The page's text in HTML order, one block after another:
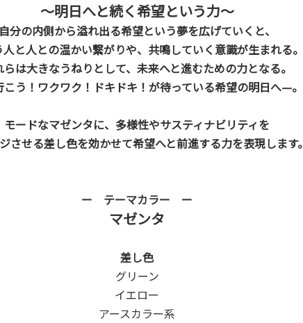
〜明日へと続く希望という力〜
自分の内側から溢れ出る希望という夢を広げていくと、
人と人との温かい繋がりや、共鳴していく意識が生まれる。
らは大きなうねりとして、未来へと進むための力となる。
こう！ワクワク！ドキドキ！が待っている希望の明日へ—。
モードなマゼンタに、多様性やサスティナビリティを
させる差し色を効かせて希望へと前進する力を表現します。
ー テーマカラー ー
マゼンタ
差し色
グリーン
イエロー
アースカラー系